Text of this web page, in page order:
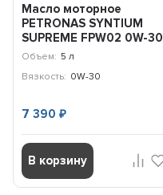
Масло моторное
PETRONAS SYNTIUM
SUPREME FPW02 0W-30
(5л) 71231M12EU
Объем: 5 л
Вязкость: 0W-30
7 390₽
В корзину